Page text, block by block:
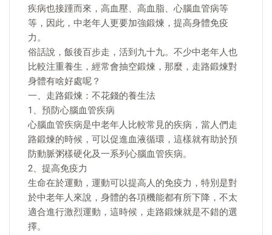
疾病也接踵而來，高血壓、高血脂、心腦血管病等
等，因此，中老年人更要加強鍛煉，提高身體免疫
力。
俗話說，飯後百步走，活到九十九。不少中老年人也
比較注重養生，經常會抽空鍛煉，那麼，走路鍛煉對
身體有啥好處呢？
一、走路鍛煉：不花錢的養生法
1、預防心腦血管疾病
心腦血管疾病是中老年人比較常見的疾病，當人們走
路鍛煉的時候，可以促進血液循環，這樣就有助於預
防動脈粥樣硬化及一系列心腦血管疾病。
2、提高免疫力
生命在於運動，運動可以提高人的免疫力，特別是對
於中老年人來說，身體的各項機能都有所下降，不太
適合進行激烈運動，這時候，走路鍛煉就是不錯的選
擇。